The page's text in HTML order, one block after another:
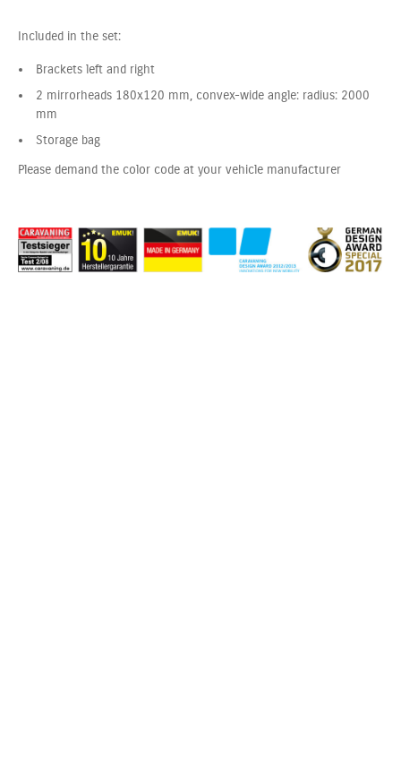
Included in the set:
Brackets left and right
2 mirrorheads 180x120 mm, convex-wide angle: radius: 2000
mm
Storage bag
Please demand the color code at your vehicle manufacturer